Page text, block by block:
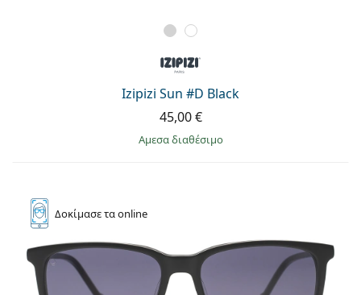
Izipizi Sun #D Black
45,00 €
άμεσα διαθέσιμο
Δοκίμασετα online